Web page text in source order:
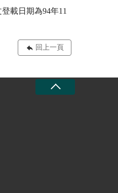
載日期為94年11
回上一頁